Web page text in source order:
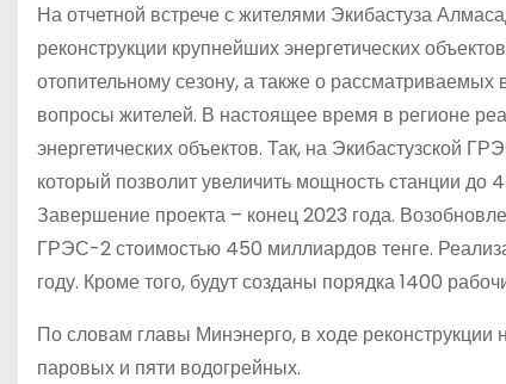
На отчетной встрече с жителями Экибастуза
реконструкции крупнейших энергетических
отопительному сезону, а также о
вопросы жителей. В настоящее время в регионе
энергетических объектов. Так, на Экибастузской
который позволит увеличить мощность станции до
Завершение проекта – конец 2023 года.
ГРЭС-2 стоимостью 450 миллиардов тенге.
году. Кроме того, будут созданы порядка 1400
По словам главы Минэнерго, в ходе
паровых и пяти водогрейных.